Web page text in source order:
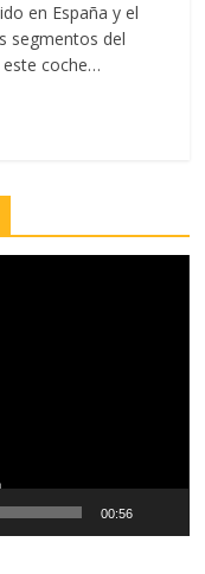
en España y el
segmentos del
coche…
00:56